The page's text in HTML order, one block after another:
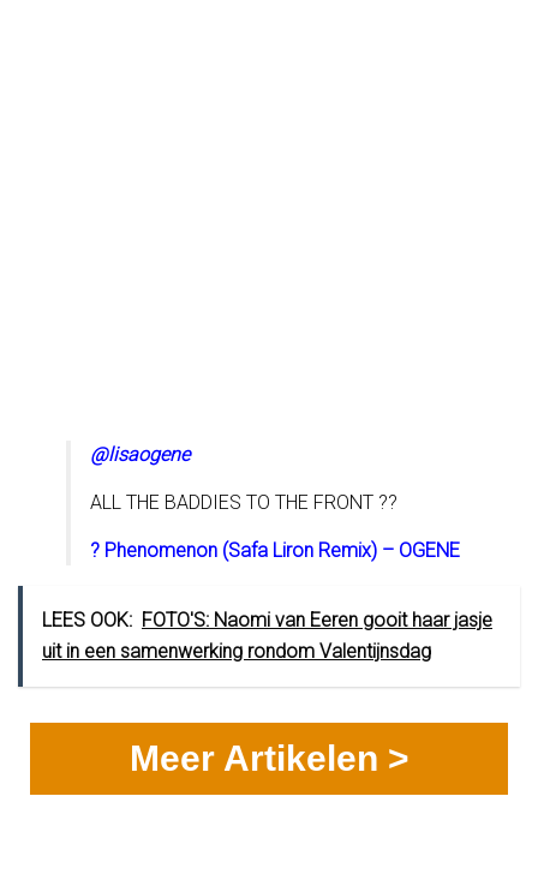
@lisaogene
ALL THE BADDIES TO THE FRONT ??
? Phenomenon (Safa Liron Remix) – OGENE
LEES OOK: FOTO'S: Naomi van Eeren gooit haar jasje
uit in een samenwerking rondom Valentijnsdag
Meer Artikelen >